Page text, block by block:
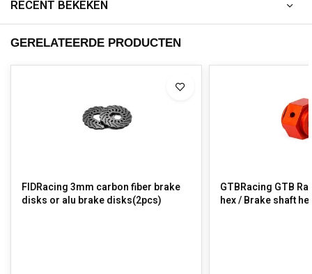
RECENT BEKEKEN
GERELATEERDE PRODUCTEN
FIDRacing 3mm carbon fiber brake
disks or alu brake disks(2pcs)
GTBRacing GTB
hex / Brake shaft